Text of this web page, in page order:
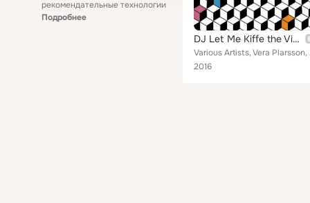
рекомендательные технологии
Подробнее
DJ Let Me Kiffe the Vibes
Various Artists,
2016